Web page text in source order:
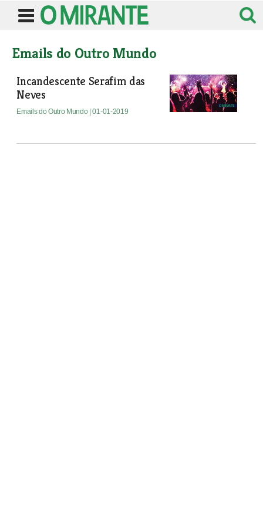
Emails do Outro Mundo
Incandescente Serafim das
Neves
Emails do Outro Mundo | 01-01-2019